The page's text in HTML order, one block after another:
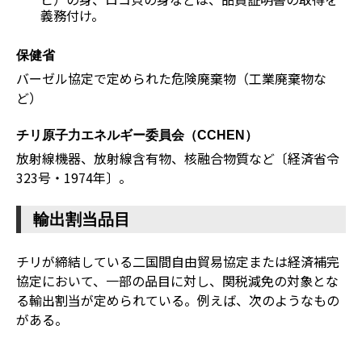
義務付け。
保健省
バーゼル協定で定められた危険廃棄物（工業廃棄物な
ど）
チリ原子力エネルギー委員会（CCHEN）
放射線機器、放射線含有物、核融合物質など〔経済省令
323号・1974年〕。
輸出割当品目
チリが締結している二国間自由貿易協定または経済補完
協定において、一部の品目に対し、関税減免の対象とな
る輸出割当が定められている。例えば、次のようなもの
がある。